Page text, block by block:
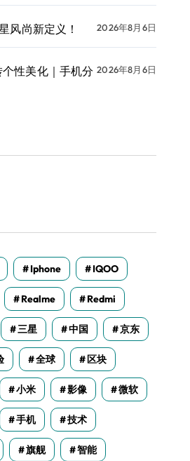
风尚新定义！ 2026年8月6日
性美化｜手机分 2026年8月6日
Iphone IQOO
Realme Redmi
三星 中国 京东
全球 区块
小米 影像 微软
手机 技术
旗舰 智能